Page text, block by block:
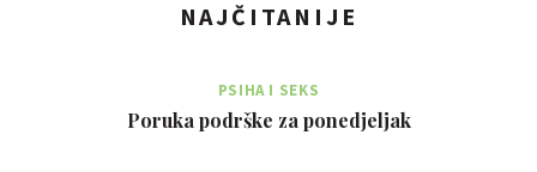
NAJČITANIJE
PSIHA I SEKS
Poruka podrške za ponedjeljak